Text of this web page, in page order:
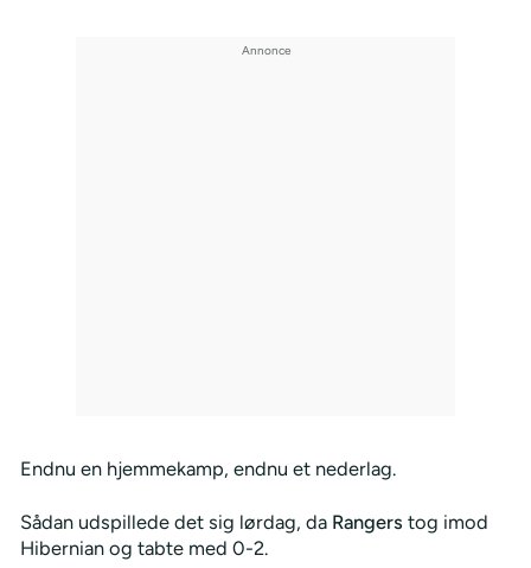
Endnu en hjemmekamp, endnu et nederlag.
Sådan udspillede det sig lørdag, da Rangers tog imod
Hibernian og tabte med 0-2.